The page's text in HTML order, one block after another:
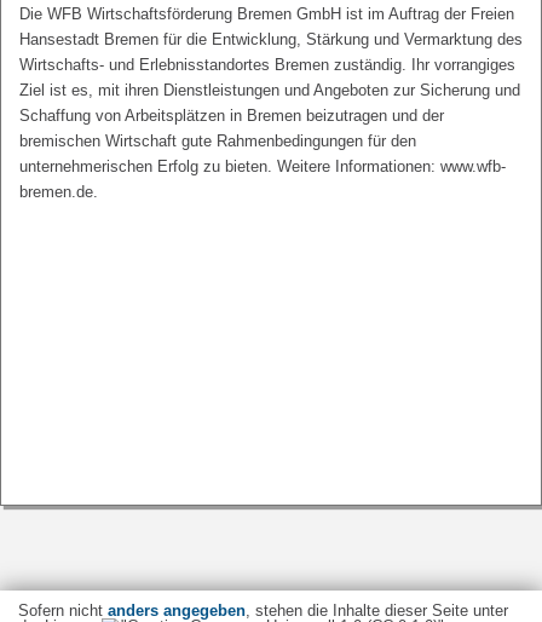
Die WFB Wirtschaftsförderung Bremen GmbH ist im Auftrag der Freien
Hansestadt Bremen für die Entwicklung, Stärkung und Vermarktung des
Wirtschafts- und Erlebnisstandortes Bremen zuständig. Ihr vorrangiges
Ziel ist es, mit ihren Dienstleistungen und Angeboten zur Sicherung und
Schaffung von Arbeitsplätzen in Bremen beizutragen und der
bremischen Wirtschaft gute Rahmenbedingungen für den
unternehmerischen Erfolg zu bieten. Weitere Informationen: www.wfb-
bremen.de.
Sofern nicht anders angegeben, stehen die Inhalte dieser Seite unter